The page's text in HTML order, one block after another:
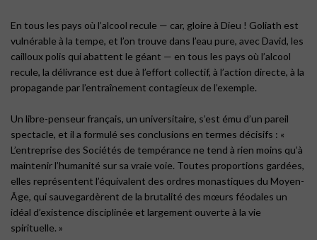
En tous les pays où l’alcool recule — car, gloire à Dieu ! Goliath est
vulnérable à la tempe, et l’on trouve dans l’eau pure, avec David, les
cailloux polis qui abattent le géant — en tous les pays où l’alcool
recule, la délivrance est due à l’effort collectif, à l’action directe, à la
propagande par l’entraînement contagieux de l’exemple.
Un libre-penseur français, un universitaire, s’est ému d’un pareil
spectacle, et il a formulé ses conclusions en termes décisifs : «
L’entreprise des Sociétés de tempérance ne tend à rien moins qu’à
maintenir l’humanité sur sa vraie voie. Toutes proportions gardées,
elles représentent l’équivalent des ordres monastiques du Moyen-
Âge, qui sauvegardèrent de la brutalité des mœurs féodales un
idéal d’existence disciplinée et largement ouverte à la vie
spirituelle. »